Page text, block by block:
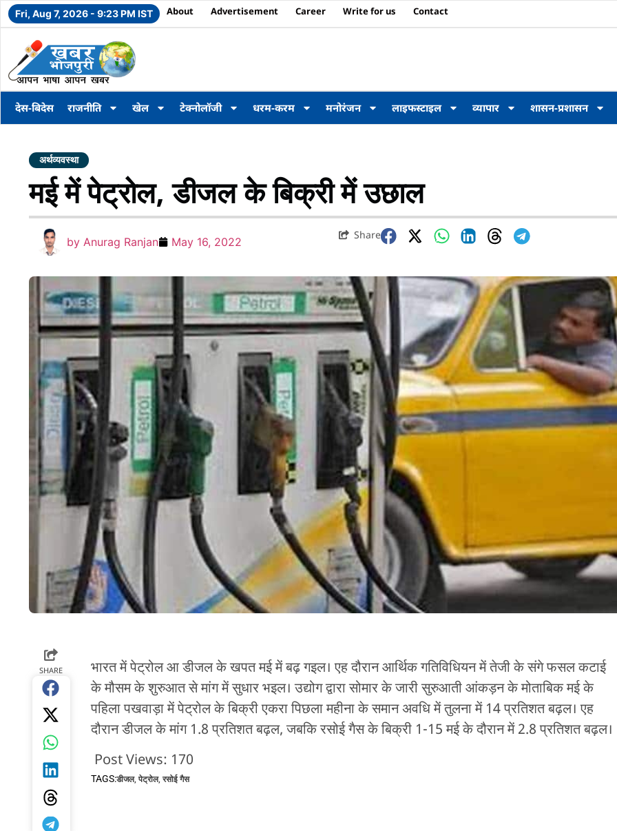
Fri, Aug 7, 2026 - 9:23 PM IST About Advertisement Career Write for us Contact
देस-बिदेस राजनीति खेल टेक्नोलॉजी धरम-करम मनोरंजन लाइफस्टाइल व्यापार शासन-प्रशासन
अर्थव्यवस्था
मई में पेट्रोल, डीजल के बिक्री में उछाल
by Anurag Ranjan May 16, 2022
Share
SHARE
भारत में पेट्रोल आ डीजल के खपत मई में बढ़ गइल। एह दौरान आर्थिक गतिविधियन में तेजी के संगे फसल कटाई
के मौसम के शुरुआत से मांग में सुधार भइल। उद्योग द्वारा सोमार के जारी सुरुआती आंकड़न के मोताबिक मई के
पहिला पखवाड़ा में पेट्रोल के बिक्री एकरा पिछला महीना के समान अवधि में तुलना में 14 प्रतिशत बढ़ल। एह
दौरान डीजल के मांग 1.8 प्रतिशत बढ़ल, जबकि रसोई गैस के बिक्री 1-15 मई के दौरान में 2.8 प्रतिशत बढ़ल।
Post Views: 170
TAGS:डीजल, पेट्रोल, रसोई गैस